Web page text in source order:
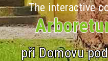
The interactive
při Domovu